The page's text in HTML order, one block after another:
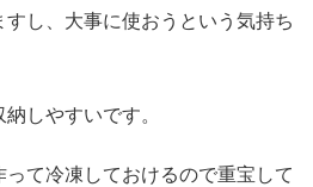
し、大事に使おうという気持ち
しやすいです。
て冷凍しておけるので重宝して